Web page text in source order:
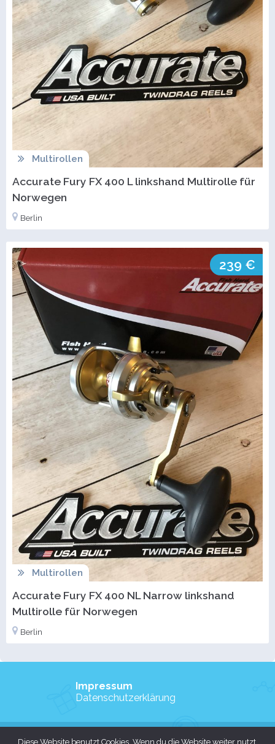
Multirollen
Accurate Fury FX 400 L linkshand Multirolle für
Norwegen
Berlin
239 €
Multirollen
Accurate Fury FX 400 NL Narrow linkshand
Multirolle für Norwegen
Berlin
Impressum
Datenschutzerklärung
Diese Website benutzt Cookies. Wenn du die Website weiter nutzt,